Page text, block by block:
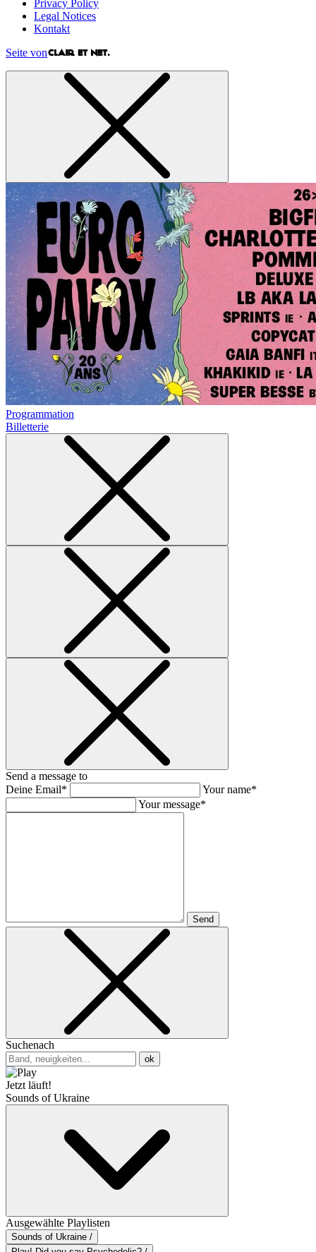
Privacy Policy
Legal Notices
Kontakt
Seite von
Programmation
Billetterie
Send a message to
Deine Email*
Your name*
Your message*
Send
Suchenach
ok
Jetzt läuft!
Sounds of Ukraine
Ausgewählte Playlisten
Sounds of Ukraine /